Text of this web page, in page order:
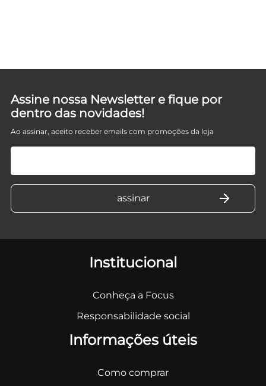
Assine nossa Newsletter e fique por
dentro das novidades!
Ao assinar, aceito receber emails com promoções da loja
Institucional
Conheça a Focus
Responsabilidade social
Informações úteis
Como comprar